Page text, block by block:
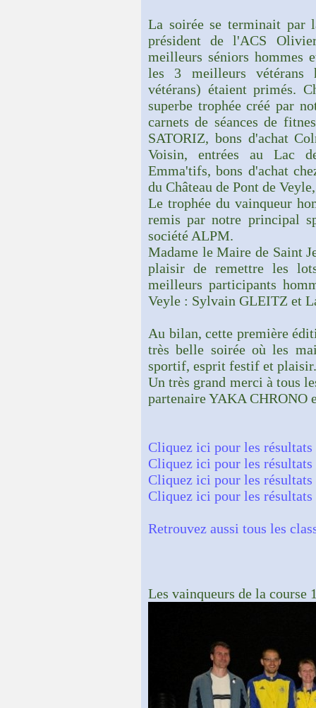
La soirée se terminait par
président de l'ACS
meilleurs séniors hommes
les 3 meilleurs vétérans
vétérans) étaient primés.
superbe trophée créé par
carnets de séances de
SATORIZ, bons d'achat
Voisin, entrées au Lac
Emma'tifs, bons d'achat
du Château de Pont de
Le trophée du vainqueur
remis par notre principal
société ALPM.
Madame le Maire de Saint
plaisir de remettre les
meilleurs participants
Veyle : Sylvain GLEITZ et
Au bilan, cette première
très belle soirée où les
sportif, esprit festif et plaisir.
Un très grand merci à tous
partenaire YAKA CHRONO
Cliquez ici pour les
Cliquez ici pour les
Cliquez ici pour les
Cliquez ici pour les
Retrouvez aussi tous les
Les vainqueurs de la course